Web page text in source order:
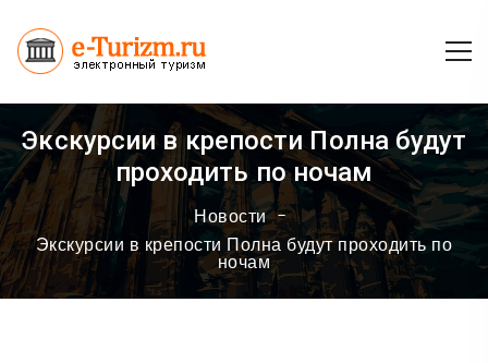
Экскурсии в крепости Полна будут
проходить по ночам
Новости
Экскурсии в крепости Полна будут проходить по
ночам